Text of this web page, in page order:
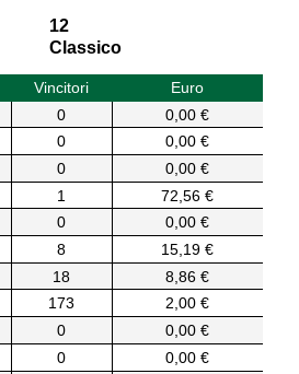
12
Classico
Vincitori
Euro
0
0,00 €
0
0,00 €
0
0,00 €
1
72,56 €
0
0,00 €
8
15,19 €
18
8,86 €
173
2,00 €
0
0,00 €
0
0,00 €